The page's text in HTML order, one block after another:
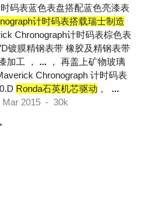
码表蓝色表盘搭配蓝色亮漆表
计时码表搭载瑞士制造
Chronograph计时码表棕色表
镀膜精钢表带 橡胶及精钢表带
加工 ， ... ， 再盖上矿物玻璃
Chronograph 计时码表
Ronda石英机芯驱动 。 ...
2015 - 30k